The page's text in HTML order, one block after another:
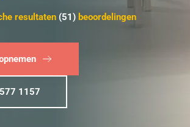
resultaten (51) beoordelingen
1157